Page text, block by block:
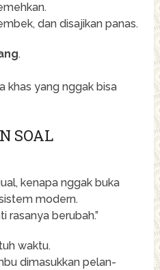
dan disajikan panas.
.
khas yang nggak bisa
SOAL
kenapa nggak buka
modern.
rasanya berubah.”
waktu.
dimasukkan pelan-